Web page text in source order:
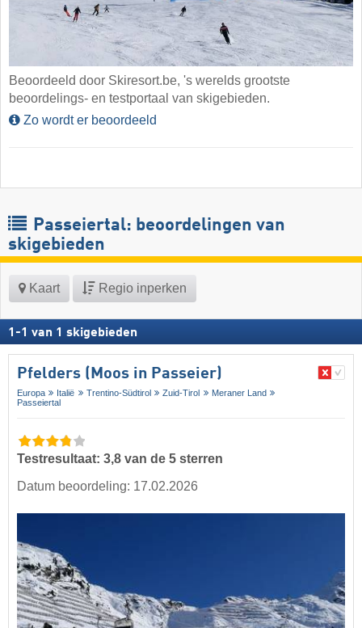
Beoordeeld door Skiresort.be, 's werelds grootste
beoordelings- en testportaal van skigebieden.
Zo wordt er beoordeeld
Passeiertal: beoordelingen van
skigebieden
Kaart Regio inperken
1 -1 van 1 skigebieden
Pfelders (Moos in Passeier)
Europa Italië Trentino-Südtirol Zuid-Tirol
Meraner Land
Passeiertal
Testresultaat: 3,8 van de 5 sterren
Datum beoordeling: 17.02.2026